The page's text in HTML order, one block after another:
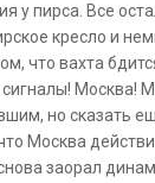
у пирса. Все
кресло и
что вахта
Москва!
но сказать
Москва
заорал